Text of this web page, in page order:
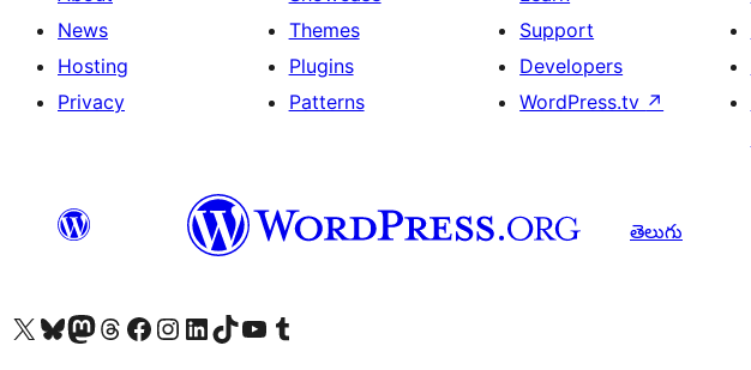
News
Hosting
Privacy
Themes
Plugins
Patterns
Support
Developers
WordPress.tv ↗
తెలుగు
Visit our X (formerly Twitter) account
Visit our Bluesky account
Visit our Mastodon account
Visit our Threads account
Visit our Facebook page
Visit our Instagram account
Visit our LinkedIn account
Visit our TikTok account
Visit our YouTube channel
Visit our Tumblr account